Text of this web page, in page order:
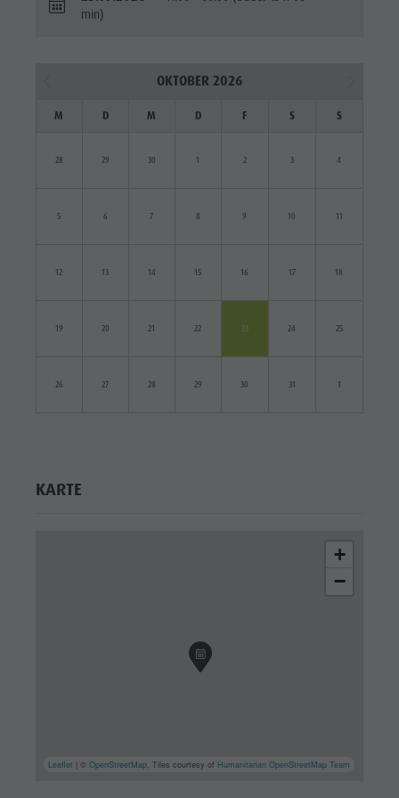
min)
OKTOBER 2026
M D M D F S S
28 29 30 1 2 3 4
5 6 7 8 9 10 11
12 13 14 15 16 17 18
19 20 21 22 23 24 25
26 27 28 29 30 31 1
KARTE
+
−
Leaflet | ©OpenStreetMap, Tiles courtesy of Humanitarian OpenStreetMap Team